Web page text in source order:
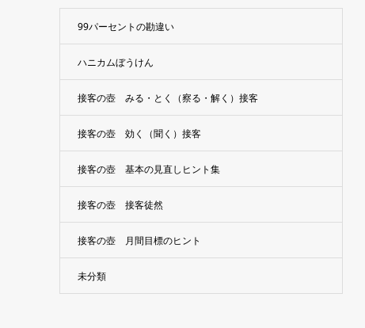
99パーセントの勘違い
ハニカムぼうけん
接客の壺 みる・とく（察る・解く）接客
接客の壺 効く（聞く）接客
接客の壺 基本の見直しヒント集
接客の壺 接客徒然
接客の壺 月間目標のヒント
未分類